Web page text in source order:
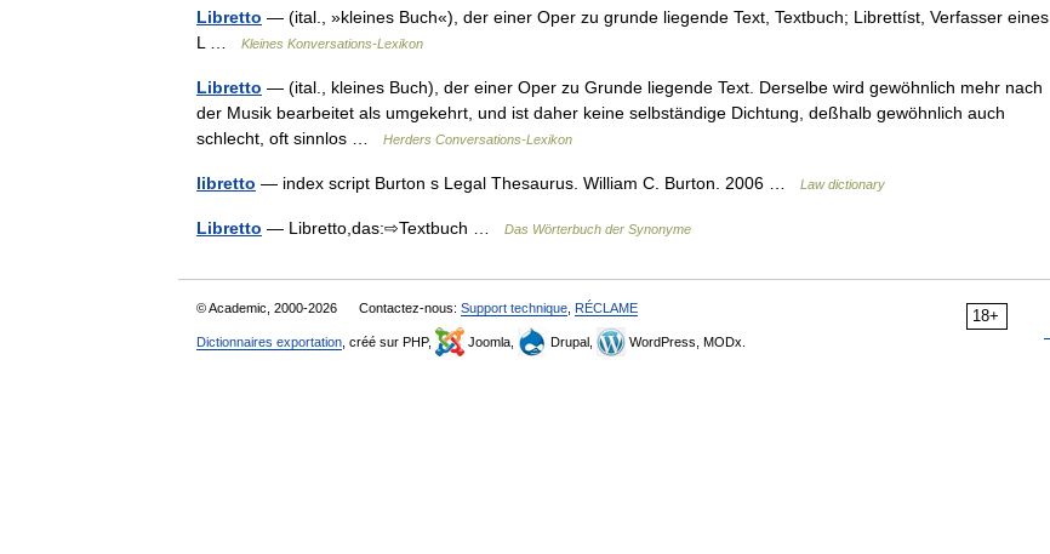
Libretto — (ital., »kleines Buch«), der einer Oper zu grunde liegende Text, Textbuch; Librettíst, Verfasser eines
L …
Kleines Konversations-Lexikon
Libretto — (ital., kleines Buch), der einer Oper zu Grunde liegende Text. Derselbe wird gewöhnlich mehr nach
der Musik bearbeitet als umgekehrt, und ist daher keine selbständige Dichtung, deßhalb gewöhnlich auch
schlecht, oft sinnlos …
Herders Conversations-Lexikon
libretto — index script Burton s Legal Thesaurus. William C. Burton. 2006 … Law dictionary
Libretto — Libretto,das:⇨Textbuch … Das Wörterbuch der Synonyme
18+
© Academic, 2000-2026 Contactez-nous: Support technique RÉCLAME
Dictionnaires exportation , créé sur PHP, Joomla, Drupal, WordPress, MODx.